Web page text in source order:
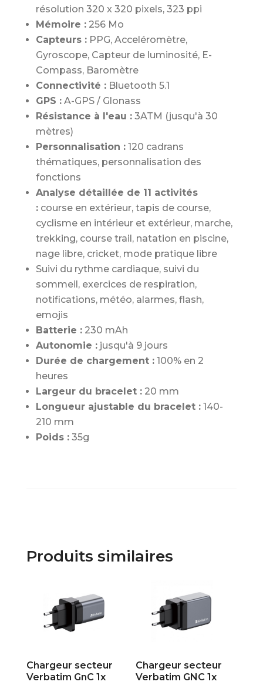
résolution 320 x 320 pixels, 323 ppi
Mémoire :256 Mo
Capteurs :PPG, Acceléromètre,
Gyroscope, Capteur de luminosité, E-
Compass, Baromètre
Connectivité :Bluetooth 5.1
GPS :A-GPS / Glonass
Résistance à l'eau :3ATM (jusqu'à 30
mètres)
Personnalisation :120 cadrans
thématiques, personnalisation des
fonctions
Analyse détaillée de 11 activités
:course en extérieur, tapis de course,
cyclisme en intérieur et extérieur, marche,
trekking, course trail, natation en piscine,
nage libre, cricket, mode pratique libre
Suivi du rythme cardiaque, suivi du
sommeil, exercices de respiration,
notifications, météo, alarmes, flash,
emojis
Batterie :230 mAh
Autonomie :jusqu'à 9 jours
Durée de chargement :100% en 2
heures
Largeur du bracelet :20 mm
Longueur ajustable du bracelet :140-
210 mm
Poids :35g
Produits similaires
Chargeur secteur
Verbatim GnC 1x
Chargeur secteur
Verbatim GNC 1x